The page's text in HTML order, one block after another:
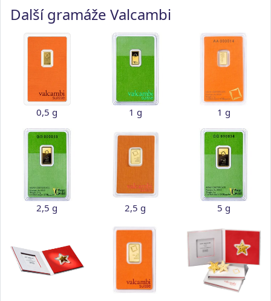
Další gramáže Valcambi
0,5 g 1 g 1 g
2,5 g 2,5 g 5 g